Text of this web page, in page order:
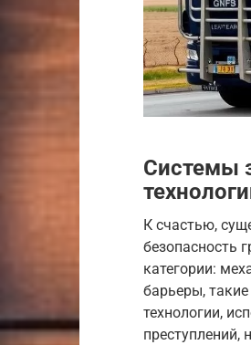
Системы
К счастью,
безопасность
категории:
барьеры,
технологии,